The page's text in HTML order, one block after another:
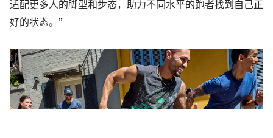
适配更多人的脚型和步态，助力不同水平的跑者找到自己正
好的状态。”